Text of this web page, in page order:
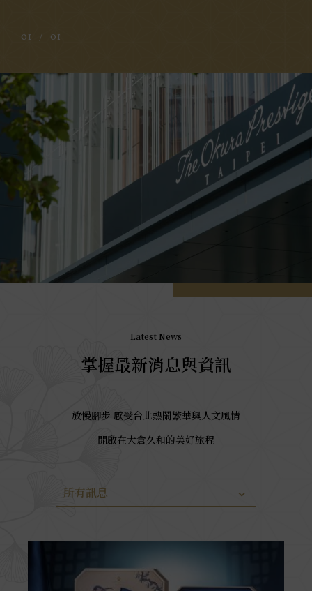
01 / 01
Latest News
掌握最新消息與資訊
放慢腳步 感受台北熱鬧繁華與人文風情
開啟在大倉久和的美好旅程
所有訊息